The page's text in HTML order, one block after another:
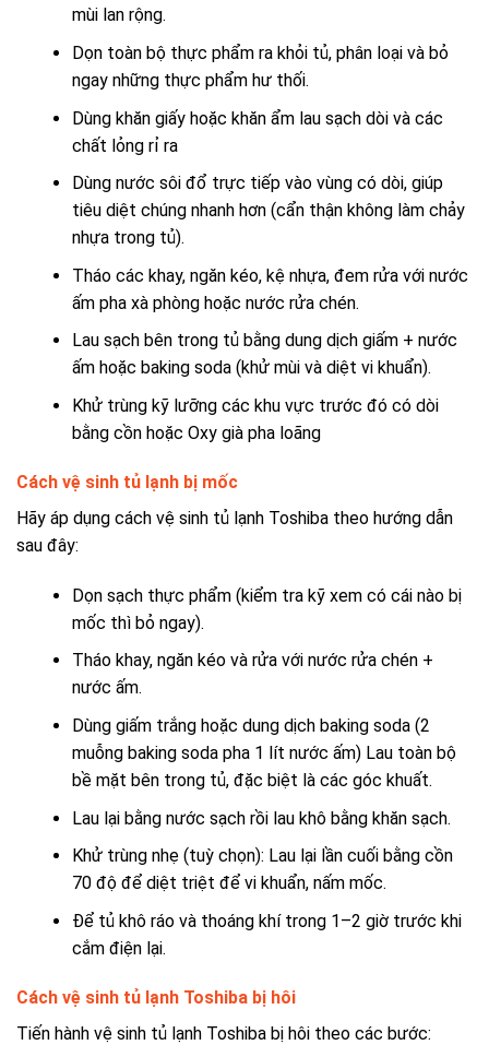
mùi lan rộng.
Dọn toàn bộ thực phẩm ra khỏi tủ, phân loại và bỏ
ngay những thực phẩm hư thối.
Dùng khăn giấy hoặc khăn ẩm lau sạch dòi và các
chất lỏng rỉ ra
Dùng nước sôi đổ trực tiếp vào vùng có dòi, giúp
tiêu diệt chúng nhanh hơn (cẩn thận không làm chảy
nhựa trong tủ).
Tháo các khay, ngăn kéo, kệ nhựa, đem rửa với nước
ấm pha xà phòng hoặc nước rửa chén.
Lau sạch bên trong tủ bằng dung dịch giấm + nước
ấm hoặc baking soda (khử mùi và diệt vi khuẩn).
Khử trùng kỹ lưỡng các khu vực trước đó có dòi
bằng cồn hoặc Oxy già pha loãng
Cách vệ sinh tủ lạnh bị mốc
Hãy áp dụng cách vệ sinh tủ lạnh Toshiba theo hướng dẫn
sau đây:
Dọn sạch thực phẩm (kiểm tra kỹ xem có cái nào bị
mốc thì bỏ ngay).
Tháo khay, ngăn kéo và rửa với nước rửa chén +
nước ấm.
Dùng giấm trắng hoặc dung dịch baking soda (2
muỗng baking soda pha 1 lít nước ấm) Lau toàn bộ
bề mặt bên trong tủ, đặc biệt là các góc khuất.
Lau lại bằng nước sạch rồi lau khô bằng khăn sạch.
Khử trùng nhẹ (tuỳ chọn): Lau lại lần cuối bằng cồn
70 độ để diệt triệt để vi khuẩn, nấm mốc.
Để tủ khô ráo và thoáng khí trong 1–2 giờ trước khi
cắm điện lại.
Cách vệ sinh tủ lạnh Toshiba bị hôi
Tiến hành vệ sinh tủ lạnh Toshiba bị hôi theo các bước: